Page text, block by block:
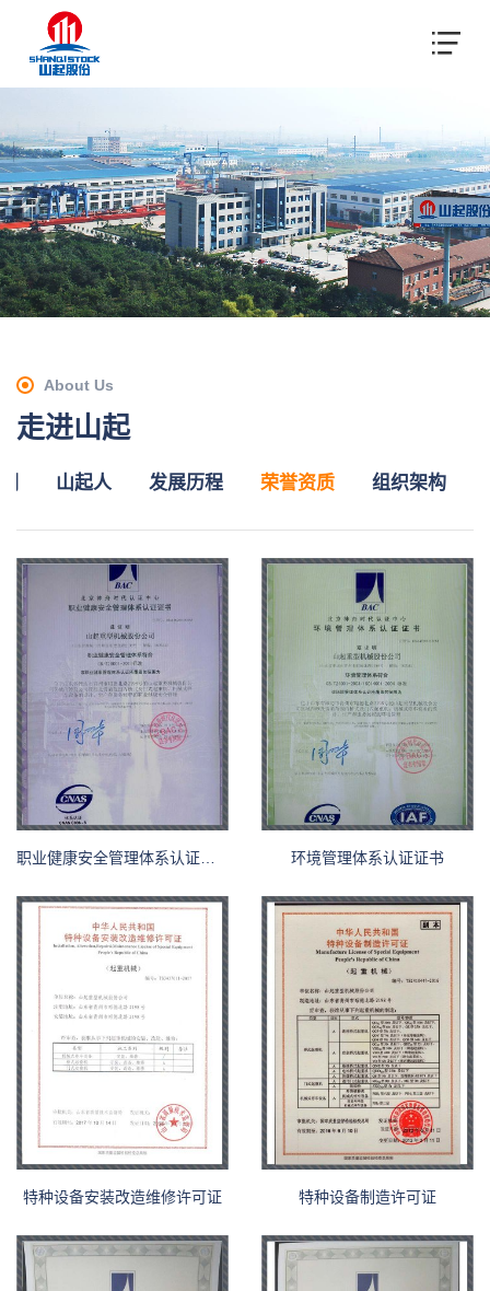
About Us
走进山起
山起人 发展历程 荣誉资质 组织架构
职业健康安全管理体系认证证书 环境管理体系认证证书
特种设备安装改造维修许可证 特种设备制造许可证